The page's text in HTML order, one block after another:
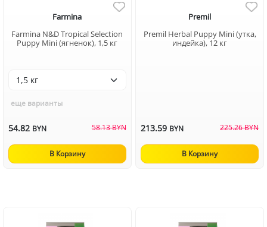
Farmina
Farmina N&D Tropical Selection
Puppy Mini (ягненок), 1,5 кг
еще варианты
54.82 BYN 58.13 BYN
В Корзину
Premil
Premil Herbal Puppy Mini (утка,
индейка), 12 кг
213.59 BYN 225.26 BYN
В Корзину